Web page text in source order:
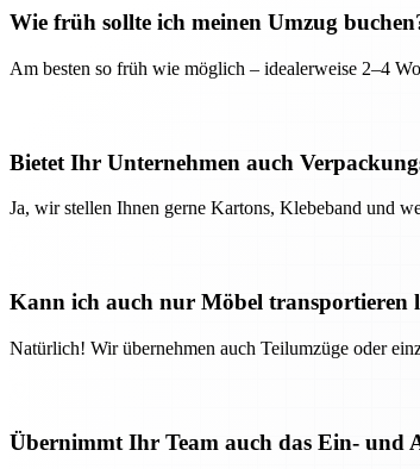
Wie früh sollte ich meinen Umzug
Am besten so früh wie möglich – idealerweise 2–4
Bietet Ihr Unternehmen auch
Ja, wir stellen Ihnen gerne Kartons, Klebeband und
Kann ich auch nur Möbel transportieren
Natürlich! Wir übernehmen auch Teilumzüge oder
Übernimmt Ihr Team auch das Ein- und